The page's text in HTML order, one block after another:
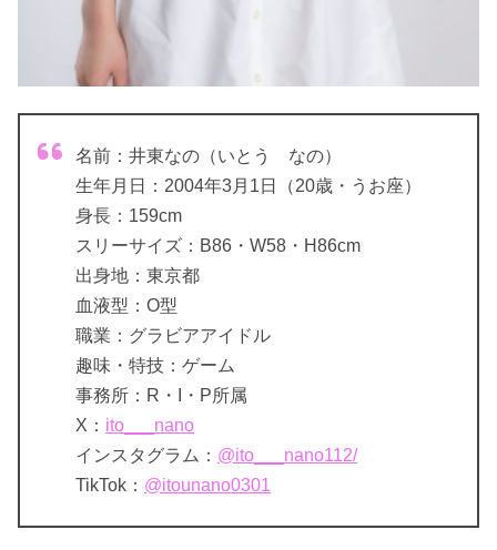
名前：井東なの（いとう なの）
生年月日：2004年3月1日（20歳・うお座）
身長：159cm
スリーサイズ：B86・W58・H86cm
出身地：東京都
血液型：O型
職業：グラビアアイドル
趣味・特技：ゲーム
事務所：R・I・P所属
X： ito___nano
インスタグラム： @ito___nano112/
TikTok： @itounano0301